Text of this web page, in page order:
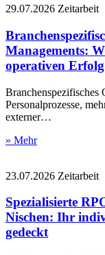
29.07.2026 Zeitarbeit
Managements:
operativen
Branchenspezifisches
Personalprozesse,
externer…
» Mehr
23.07.2026 Zeitarbeit
Spezialisierte
Nischen: Ihr
gedeckt